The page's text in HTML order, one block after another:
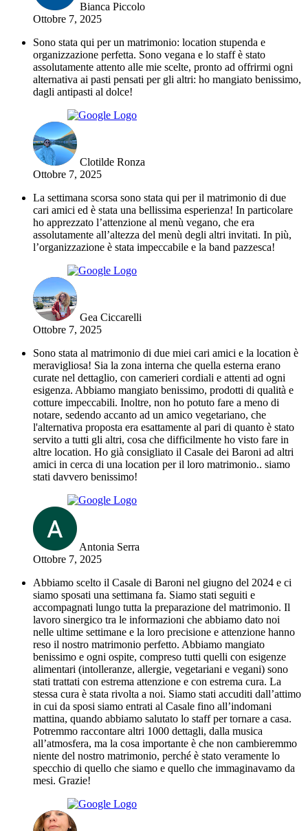
Bianca Piccolo
Ottobre 7, 2025
Sono stata qui per un matrimonio: location stupenda e
organizzazione perfetta. Sono vegana e lo staff è stato
assolutamente attento alle mie scelte, pronto ad offrirmi ogni
alternativa ai pasti pensati per gli altri: ho mangiato benissimo,
dagli antipasti al dolce!
Clotilde Ronza
Ottobre 7, 2025
La settimana scorsa sono stata qui per il matrimonio di due
cari amici ed è stata una bellissima esperienza! In particolare
ho apprezzato l’attenzione al menù vegano, che era
assolutamente all’altezza del menù degli altri invitati. In più,
l’organizzazione è stata impeccabile e la band pazzesca!
Gea Ciccarelli
Ottobre 7, 2025
Sono stata al matrimonio di due miei cari amici e la location è
meravigliosa! Sia la zona interna che quella esterna erano
curate nel dettaglio, con camerieri cordiali e attenti ad ogni
esigenza. Abbiamo mangiato benissimo, prodotti di qualità e
cotture impeccabili. Inoltre, non ho potuto fare a meno di
notare, sedendo accanto ad un amico vegetariano, che
l'alternativa proposta era esattamente al pari di quanto è stato
servito a tutti gli altri, cosa che difficilmente ho visto fare in
altre location. Ho già consigliato il Casale dei Baroni ad altri
amici in cerca di una location per il loro matrimonio.. siamo
stati davvero benissimo!
Antonia Serra
Ottobre 7, 2025
Abbiamo scelto il Casale di Baroni nel giugno del 2024 e ci
siamo sposati una settimana fa. Siamo stati seguiti e
accompagnati lungo tutta la preparazione del matrimonio. Il
lavoro sinergico tra le informazioni che abbiamo dato noi
nelle ultime settimane e la loro precisione e attenzione hanno
reso il nostro matrimonio perfetto. Abbiamo mangiato
benissimo e ogni ospite, compreso tutti quelli con esigenze
alimentari (intolleranze, allergie, vegetariani e vegani) sono
stati trattati con estrema attenzione e con estrema cura. La
stessa cura è stata rivolta a noi. Siamo stati accuditi dall’attimo
in cui da sposi siamo entrati al Casale fino all’indomani
mattina, quando abbiamo salutato lo staff per tornare a casa.
Potremmo raccontare altri 1000 dettagli, dalla musica
all’atmosfera, ma la cosa importante è che non cambieremmo
niente del nostro matrimonio, perché è stato veramente lo
specchio di quello che siamo e quello che immaginavamo da
mesi. Grazie!